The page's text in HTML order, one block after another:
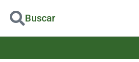
Buscar